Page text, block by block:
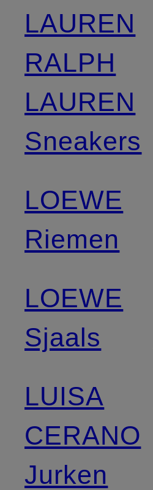
LAUREN
RALPH
LAUREN
Sneakers
LOEWE
Riemen
LOEWE
Sjaals
LUISA
CERANO
Jurken